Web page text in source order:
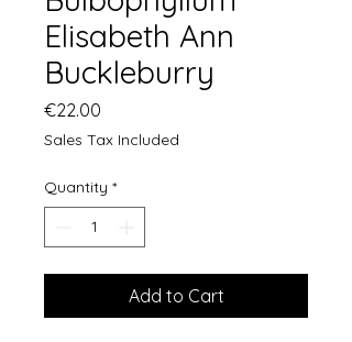
Elisabeth Ann
Buckleburry
€22.00
Sales Tax Included
Quantity *
Add to Cart